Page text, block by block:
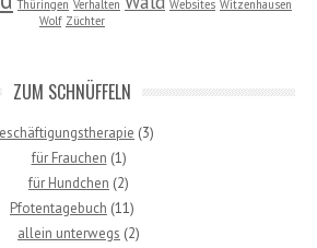
Thüringen Verhalten Websites Witzenhausen
Wolf Züchter
ZUM SCHNÜFFELN
(3)
für Frauchen (1)
für Hundchen (2)
Pfotentagebuch (11)
allein unterwegs (2)